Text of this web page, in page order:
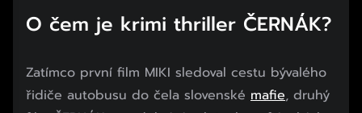
O čem je krimi thriller ČERNÁK?
Zatímco první film MIKI sledoval cestu bývalého
řidiče autobusu do čela slovenské mafie, druhý